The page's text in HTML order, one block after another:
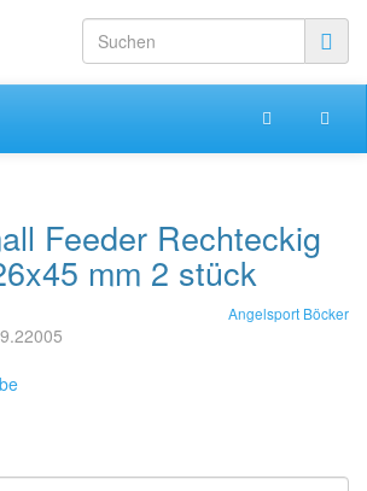
Feeder Rechteckig
mm 2 stück
Angelsport Böcker